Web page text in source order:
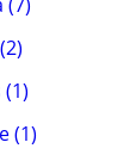
(1)